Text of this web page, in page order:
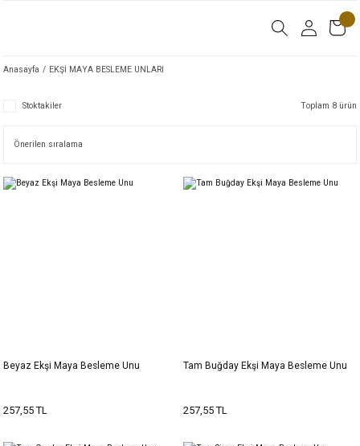
Anasayfa EKŞİ MAYA BESLEME UNLARI
Stoktakiler Toplam 8 ürün
Beyaz Ekşi Maya Besleme Unu
257,55 TL
Tam Buğday Ekşi Maya Besleme Unu
257,55 TL